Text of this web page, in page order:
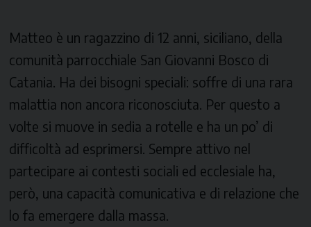
Matteo è un ragazzino di 12 anni, siciliano, della
comunità parrocchiale San Giovanni Bosco di
Catania. Ha dei bisogni speciali: soffre di una rara
malattia non ancora riconosciuta. Per questo a
volte si muove in sedia a rotelle e ha un po’ di
difficoltà ad esprimersi. Sempre attivo nel
partecipare ai contesti sociali ed ecclesiale ha,
però, una capacità comunicativa e di relazione che
lo fa emergere dalla massa.